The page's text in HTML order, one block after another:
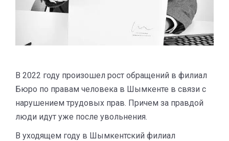
В 2022 году произошел рост обращений в филиал
Бюро по правам человека в Шымкенте в связи с
нарушением трудовых прав. Причем за правдой
люди идут уже после увольнения.
В уходящем году в Шымкентский филиал